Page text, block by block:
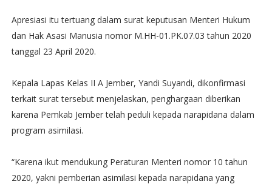
Apresiasi itu tertuang dalam surat keputusan Menteri Hukum
dan Hak Asasi Manusia nomor M.HH-01.PK.07.03 tahun 2020
tanggal 23 April 2020.
Kepala Lapas Kelas II A Jember, Yandi Suyandi, dikonfirmasi
terkait surat tersebut menjelaskan, penghargaan diberikan
karena Pemkab Jember telah peduli kepada narapidana dalam
program asimilasi.
“Karena ikut mendukung Peraturan Menteri nomor 10 tahun
2020, yakni pemberian asimilasi kepada narapidana yang